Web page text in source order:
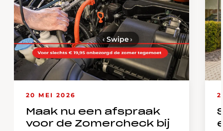
20 MEI 2026
Maak nu een afspraak
voor de Zomercheck bij
‹ Swipe›